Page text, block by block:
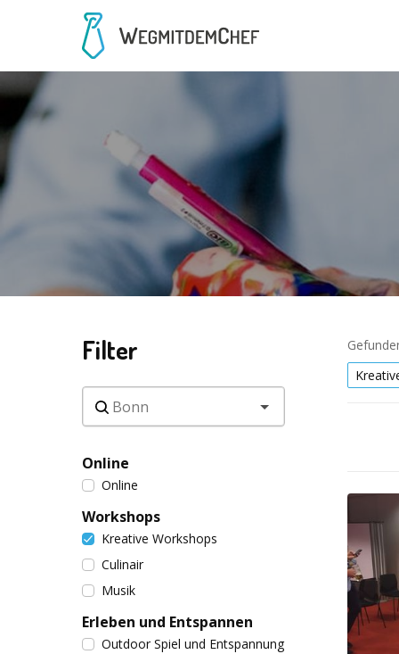
Filter
Online
Online
Workshops
Kreative Workshops
Culinair
Musik
Erleben und Entspannen
Outdoor Spiel und Entspannung